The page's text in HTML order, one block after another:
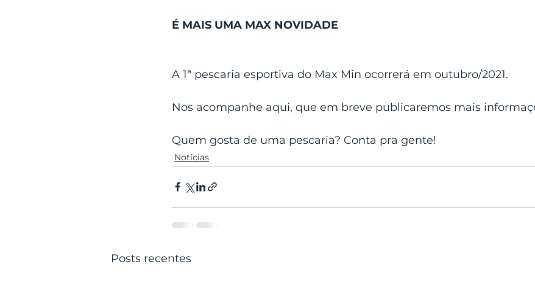
É MAIS UMA MAX NOVIDADE
A 1ª pescaria esportiva do Max Min ocorrerá em outubro/2021.
Nos acompanhe aqui, que em breve publicaremos mais
Quem gosta de uma pescaria? Conta pra gente!
Notícias
Posts recentes